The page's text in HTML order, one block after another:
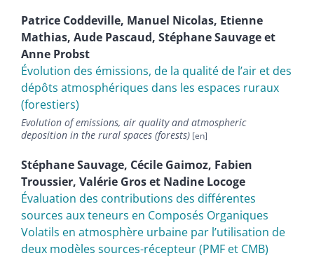
Patrice Coddeville, Manuel Nicolas, Etienne
Mathias, Aude Pascaud, StéphaneSauvageet
Anne Probst
Évolution des émissions, de la qualité de l’air et des
dépôts atmosphériques dans les espaces ruraux
(forestiers)
Evolution of emissions, air quality and atmospheric
deposition in the rural spaces (forests)
StéphaneSauvage, Cécile Gaimoz, Fabien
Troussier, Valérie Groset Nadine Locoge
Évaluation des contributions des différentes
sources aux teneurs en Composés Organiques
Volatils en atmosphère urbaine par l’utilisation de
deux modèles sources-récepteur (PMF et CMB)